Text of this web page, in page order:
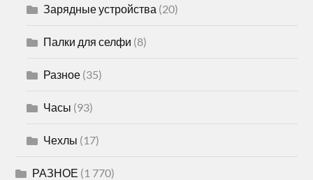
Зарядные устройства (20)
Палки для селфи (8)
Разное (35)
Часы (93)
Чехлы (17)
РАЗНОЕ (1 770)